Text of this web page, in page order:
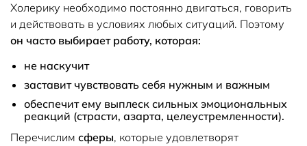
Холерику необходимо постоянно двигаться, говорить
и действовать в условиях любых ситуаций. Поэтому
он часто выбирает работу, которая:
не наскучит
заставит чувствовать себя нужным и важным
обеспечит ему выплеск сильных эмоциональных
реакций (страсти, азарта, целеустремленности).
Перечислим сферы, которые удовлетворят